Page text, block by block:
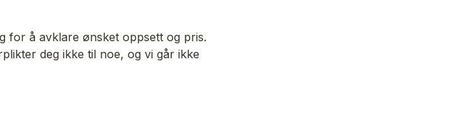
for å avklare ønsket oppsett og pris.
deg ikke til noe, og vi går ikke